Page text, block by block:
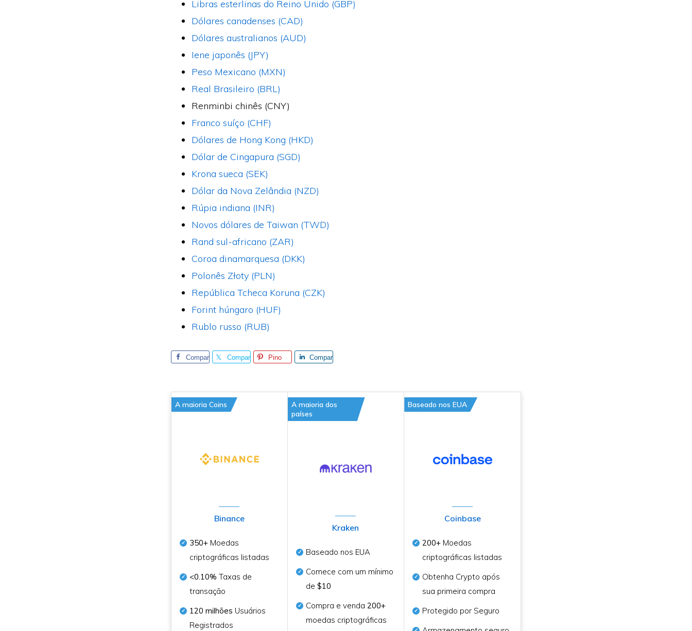
Libras esterlinas do Reino Unido (GBP)
Dólares canadenses (CAD)
Dólares australianos (AUD)
Iene japonês (JPY)
Peso Mexicano (MXN)
Real Brasileiro (BRL)
Renminbi chinês (CNY)
Franco suíço (CHF)
Dólares de Hong Kong (HKD)
Dólar de Cingapura (SGD)
Krona sueca (SEK)
Dólar da Nova Zelândia (NZD)
Rúpia indiana (INR)
Novos dólares de Taiwan (TWD)
Rand sul-africano (ZAR)
Coroa dinamarquesa (DKK)
Polonês Złoty (PLN)
República Tcheca Koruna (CZK)
Forint húngaro (HUF)
Rublo russo (RUB)
Compar
Compar
Pino
Compar
A maioria Coins
Binance
350+ Moedas
criptográficas listadas
<0.10% Taxas de
transação
120 milhões Usuários
Registrados
A maioria dos
países
Kraken
Baseado nos EUA
Comece com um mínimo
de $10
Compra e venda 200+
moedas criptográficas
Baseado nos EUA
Coinbase
200+ Moedas
criptográficas listadas
Obtenha Crypto após
sua primeira compra
Protegido por Seguro